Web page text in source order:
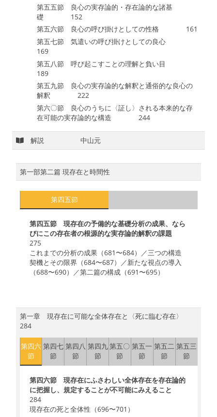
第五五節 良心の実存論的・存在論的な諸基
礎 152
第五六節 良心の呼び掛けとしての性格 161
第五七節 気遣いの呼び掛けとしての良心
169
第五八節 呼び起こすことの理解と負い目
189
第五九節 良心の実存論的な解釈と通俗的な良心の
解釈 222
第六〇節 良心のうちに〈証し〉される本来的な存
在可能の実存論的な構造 244
解説 中山元
第一部第二篇 現存在と時間性
第四五節
第四五節 現存在の予備的な基礎分析の成果、なら
びにこの存在者の根源的な実存論的解釈の課題
275
これまでの分析の成果（681〜684）／三つの構造
契機とその限界（684〜687）／新たな視点の導入
（688〜690）／第二篇の構成（691〜695）
第一章 現存在に可能な全体存在と〈死に臨む存在〉
284
第四六
節
第四七
節
第四八
節
第四九
節
第五〇
節
第五一
節
第五二
節
第五三
節
第四六節 現存在にふさわしい全体存在を存在論的
に把握し、規定することが不可能にみえること
284
現存在の死と全体性（696〜701）